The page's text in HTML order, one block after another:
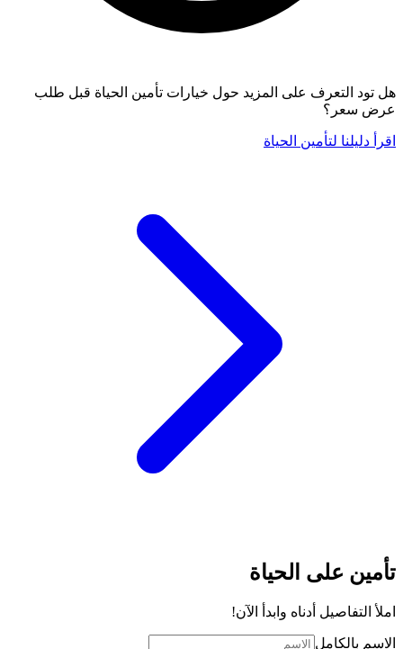
هل تود التعرف على المزيد حول خيارات تأمين الحياة قبل طلب
عرض سعر؟
اقرأ دليلنا لتأمين الحياة
تأمين على الحياة
املأ التفاصيل أدناه وابدأ الآن!
الاسم بالكامل